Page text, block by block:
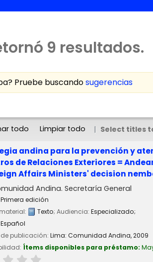
9 resultados.
Pruebe buscandosugerencias
todo Limpiar todo Select titles
andina para la prevención y
de Relaciones Exteriores =
Affairs Ministers' decision
Andina. Secretaría General
Primera edición
Texto; Audiencia: Especializado;
Español
de publicación: Lima: Comunidad Andina,2009
Ítems disponibles para préstamo: